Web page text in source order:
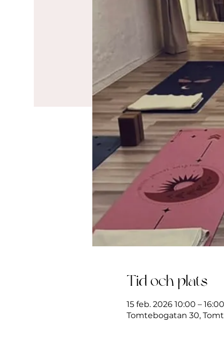
Tid och plats
15 feb. 2026 10:00 – 16:00
Tomtebogatan 30,